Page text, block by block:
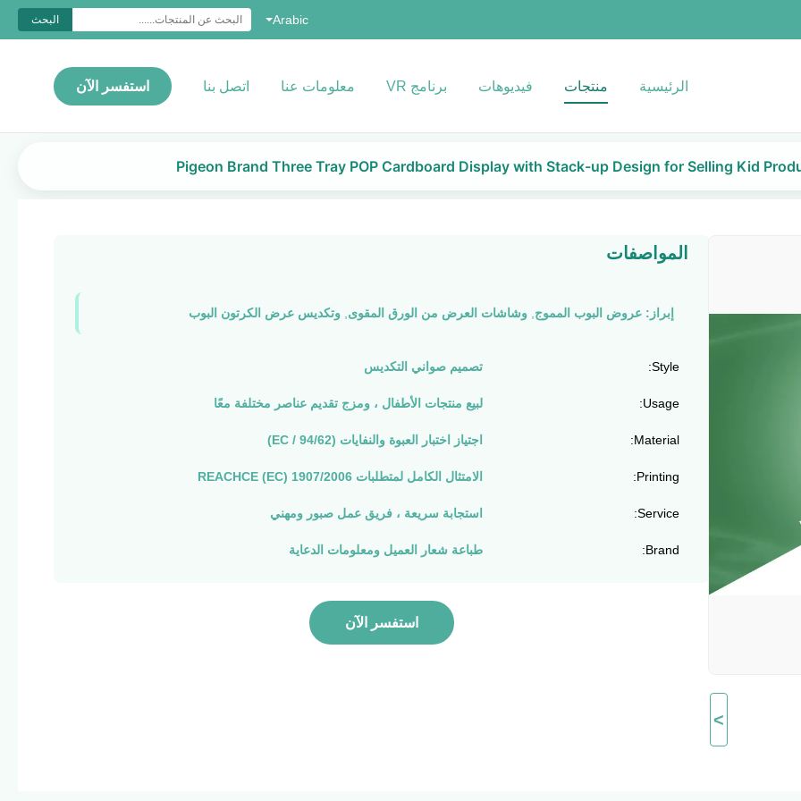
Arabic البحث
الرئيسية منتجات فيديوهات برنامج VR معلومات عنا اتصل بنا استفسر الآن
Pigeon Brand Three Tray POP Cardboard Display with Stack-up Design for Selling Kid
>
المواصفات
إبراز: عروض البوب ​​المموج وشاشات العرض من الورق المقوى وتكديس عرض الكرتون البوب
Style: تصميم صواني التكديس
Usage: لبيع منتجات الأطفال ، ومزج تقديم عناصر مختلفة معًا
Material: اجتياز اختبار العبوة والنفايات (94/62 / EC)
Printing: الامتثال الكامل لمتطلبات REACHCE (EC) 1907/2006
Service: استجابة سريعة ، فريق عمل صبور ومهني
Brand: طباعة شعار العميل ومعلومات الدعاية
استفسر الآن